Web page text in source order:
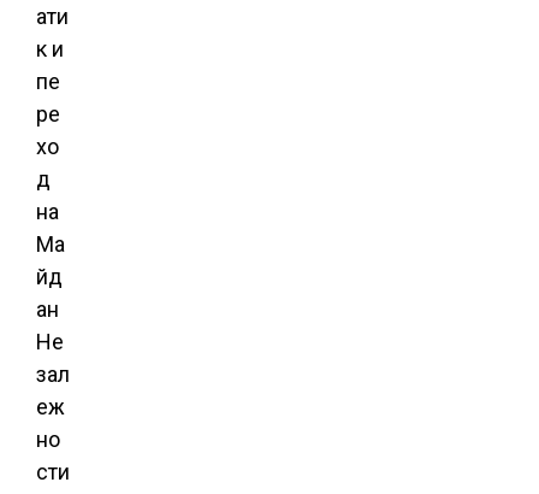
ати
к и
пе
ре
хо
д
на
Ма
йд
ан
Не
зал
еж
но
сти